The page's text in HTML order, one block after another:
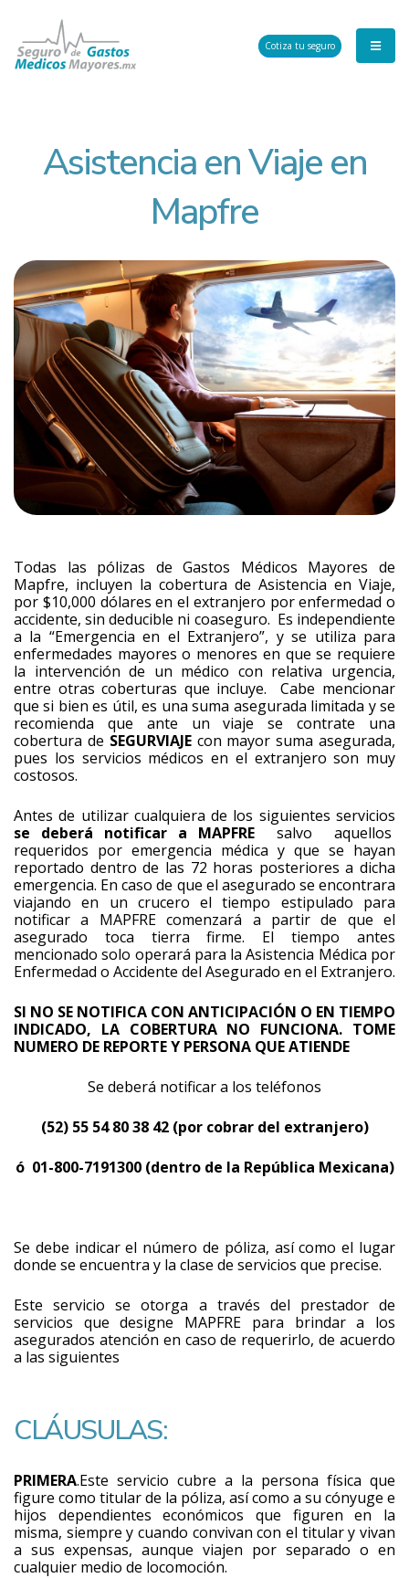
Cotiza tu seguro
Asistencia en Viaje en
Mapfre
Todas las pólizas de Gastos Médicos Mayores de
Mapfre, incluyen la cobertura de Asistencia en Viaje,
por $10,000 dólares en el extranjero por enfermedad o
accidente, sin deducible ni coaseguro. Es independiente
a la “Emergencia en el Extranjero”, y se utiliza para
enfermedades mayores o menores en que se requiere
la intervención de un médico con relativa urgencia,
entre otras coberturas que incluye. Cabe mencionar
que si bien es útil, es una suma asegurada limitada y se
recomienda que ante un viaje se contrate una
cobertura de SEGURVIAJE con mayor suma asegurada,
pues los servicios médicos en el extranjero son muy
costosos.
Antes de utilizar cualquiera de los siguientes servicios
se deberá notificar a MAPFRE salvo aquellos
requeridos por emergencia médica y que se hayan
reportado dentro de las 72 horas posteriores a dicha
emergencia. En caso de que el asegurado se encontrara
viajando en un crucero el tiempo estipulado para
notificar a MAPFRE comenzará a partir de que el
asegurado toca tierra firme. El tiempo antes
mencionado solo operará para la Asistencia Médica por
Enfermedad o Accidente del Asegurado en el Extranjero.
SI NO SE NOTIFICA CON ANTICIPACIÓN O EN TIEMPO
INDICADO, LA COBERTURA NO FUNCIONA. TOME
NUMERO DE REPORTE Y PERSONA QUE ATIENDE
Se deberá notificar a los teléfonos
(52) 55 54 80 38 42 (por cobrar del extranjero)
ó 01-800-7191300 (dentro de la República Mexicana)
Se debe indicar el número de póliza, así como el lugar
donde se encuentra y la clase de servicios que precise.
Este servicio se otorga a través del prestador de
servicios que designe MAPFRE para brindar a los
asegurados atención en caso de requerirlo, de acuerdo
a las siguientes
CLÁUSULAS:
PRIMERA.Este servicio cubre a la persona física que
figure como titular de la póliza, así como a su cónyuge e
hijos dependientes económicos que figuren en la
misma, siempre y cuando convivan con el titular y vivan
a sus expensas, aunque viajen por separado o en
cualquier medio de locomoción.